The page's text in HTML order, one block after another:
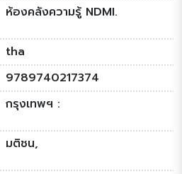
ห้องคลังความรู้ NDMI.
tha
9789740217374
กรุงเทพฯ :
มติชน,